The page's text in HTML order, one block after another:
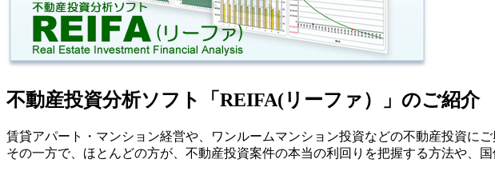
不動産投資分析ソフト「REIFA(リーファ）」のご紹介
賃貸アパート・マンション経営や、ワンルームマンション投資などの不動産投資に
その一方で、ほとんどの方が、不動産投資案件の本当の利回りを把握する方法や、